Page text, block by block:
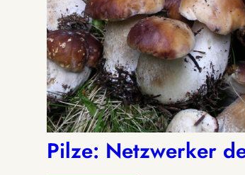
Pilze: Netzwerker